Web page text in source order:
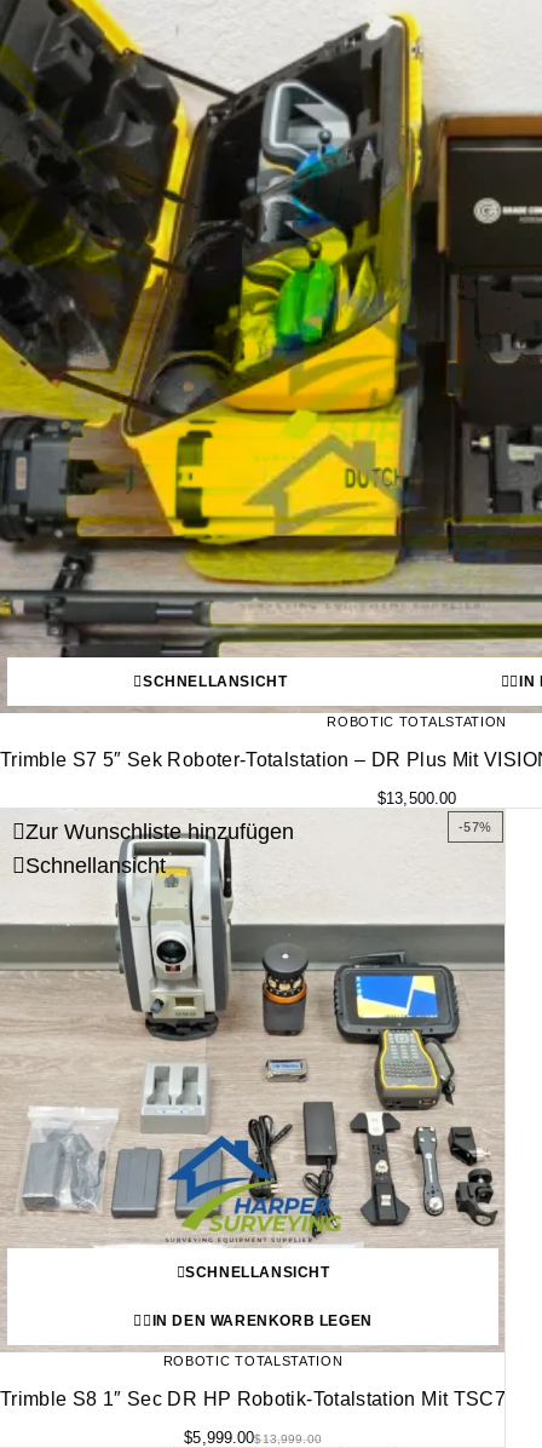
SCHNELLANSICHT IN
ROBOTIC TOTALSTATION
Trimble S7 5″ Sek Roboter-Totalstation – DR Plus Mit
$13,500.00
-57%
Zur Wunschliste hinzufügen
Schnellansicht
SCHNELLANSICHT
IN DEN WARENKORB LEGEN
ROBOTIC TOTALSTATION
Trimble S8 1″ Sec DR HP Robotik-Totalstation Mit TSC7
$13,999.00
$5,999.00